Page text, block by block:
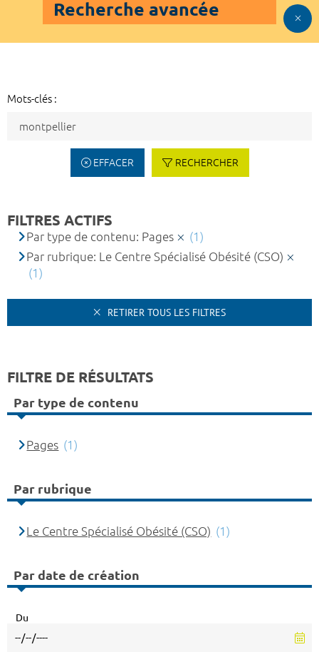
Recherche avancée
Mots-clés :
EFFACER RECHERCHER
FILTRES ACTIFS
Par type de contenu: Pages
(1)
Par rubrique: Le Centre Spécialisé Obésité (CSO)
(1)
RETIRER TOUS LES FILTRES
FILTRE DE RÉSULTATS
Par type de contenu
Pages (1)
Par rubrique
Le Centre Spécialisé Obésité (CSO) (1)
Par date de création
Du